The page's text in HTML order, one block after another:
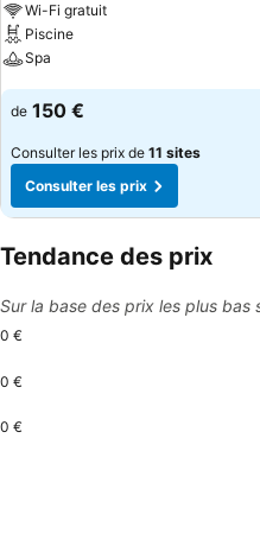
Wi-Fi gratuit
Piscine
Spa
Consulter les prix
de 150 €
Consulter les prix de 11 sites
Consulter les prix
Tendance des prix
Sur la base des prix les plus
0 €
0 €
0 €